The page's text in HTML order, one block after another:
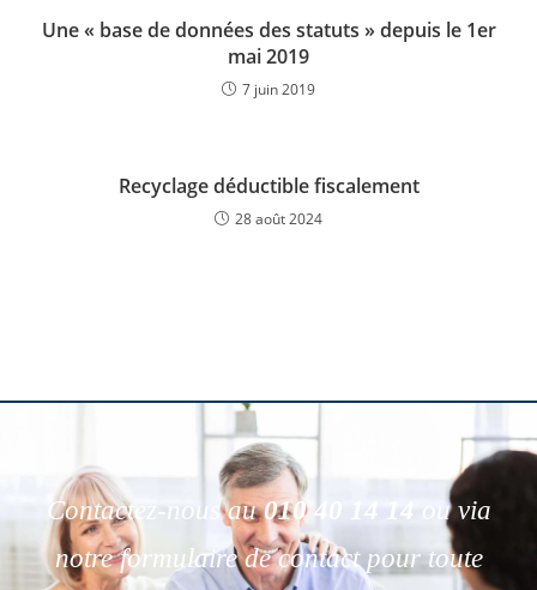
Une « base de données des statuts » depuis le 1er
mai 2019
7 juin 2019
Recyclage déductible fiscalement
28 août 2024
Contactez-nous au010 40 14 14
ou via
notre formulaire de contact pour toute